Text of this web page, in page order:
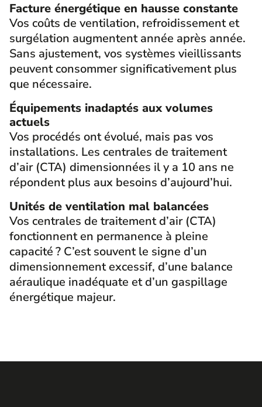
Facture énergétique en hausse constante
Vos coûts de ventilation, refroidissement et
surgélation augmentent année après année.
Sans ajustement, vos systèmes vieillissants
peuvent consommer significativement plus
que nécessaire.
Équipements inadaptés aux volumes
actuels
Vos procédés ont évolué, mais pas vos
installations. Les centrales de traitement
d’air (CTA) dimensionnées il y a 10 ans ne
répondent plus aux besoins d’aujourd’hui.
Unités de ventilation mal balancées
Vos centrales de traitement d’air (CTA)
fonctionnent en permanence à pleine
capacité ? C’est souvent le signe d’un
dimensionnement excessif, d’une balance
aéraulique inadéquate et d’un gaspillage
énergétique majeur.